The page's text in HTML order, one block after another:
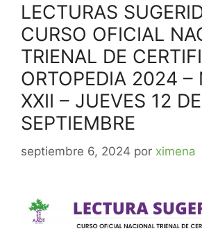
LECTURAS
CURSO OFICIAL
TRIENAL DE
ORTOPEDIA 2024 –
XXII – JUEVES 12 DE
SEPTIEMBRE
septiembre 6, 2024 por ximena